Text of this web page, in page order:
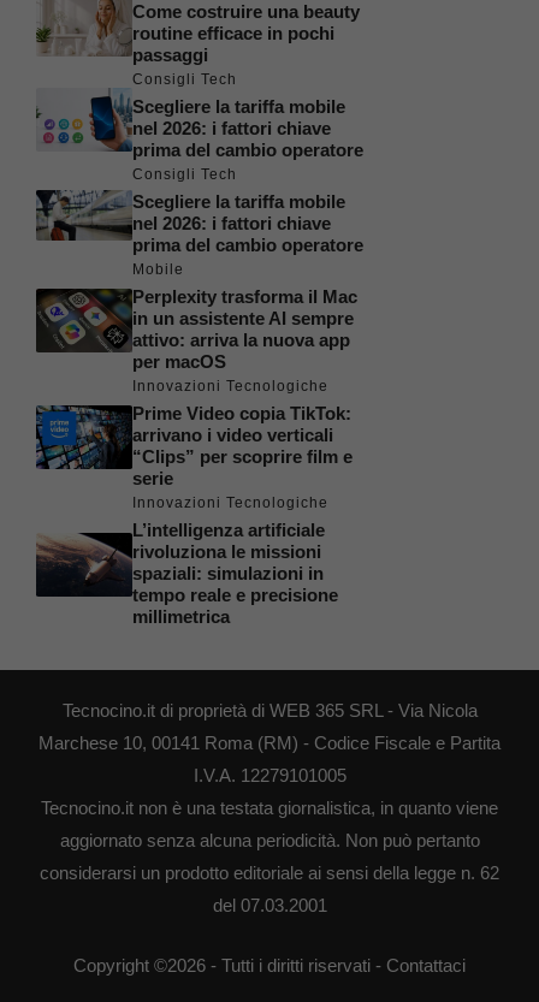
Come costruire una beauty
routine efficace in pochi
passaggi
Consigli Tech
Scegliere la tariffa mobile
nel 2026: i fattori chiave
prima del cambio operatore
Consigli Tech
Scegliere la tariffa mobile
nel 2026: i fattori chiave
prima del cambio operatore
Mobile
Perplexity trasforma il Mac
in un assistente AI sempre
attivo: arriva la nuova app
per macOS
Innovazioni Tecnologiche
Prime Video copia TikTok:
arrivano i video verticali
“Clips” per scoprire film e
serie
Innovazioni Tecnologiche
L’intelligenza artificiale
rivoluziona le missioni
spaziali: simulazioni in
tempo reale e precisione
millimetrica
Tecnocino.it di proprietà di WEB 365 SRL - Via Nicola
Marchese 10, 00141 Roma (RM) - Codice Fiscale e Partita
I.V.A. 12279101005
Tecnocino.it non è una testata giornalistica, in quanto viene
aggiornato senza alcuna periodicità. Non può pertanto
considerarsi un prodotto editoriale ai sensi della legge n. 62
del 07.03.2001
Copyright ©2026 - Tutti i diritti riservati - Contattaci